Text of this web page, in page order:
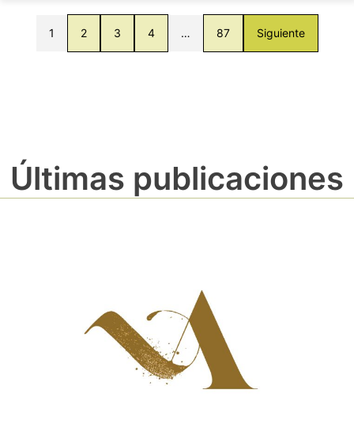
1 2 3 4 … 87 Siguiente
Últimas publicaciones